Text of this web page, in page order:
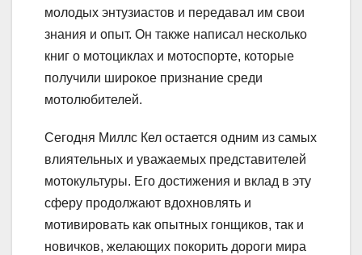
молодых энтузиастов и передавал им свои
знания и опыт. Он также написал несколько
книг о мотоциклах и мотоспорте, которые
получили широкое признание среди
мотолюбителей.
Сегодня Миллс Кел остается одним из самых
влиятельных и уважаемых представителей
мотокультуры. Его достижения и вклад в эту
сферу продолжают вдохновлять и
мотивировать как опытных гонщиков, так и
новичков, желающих покорить дороги мира